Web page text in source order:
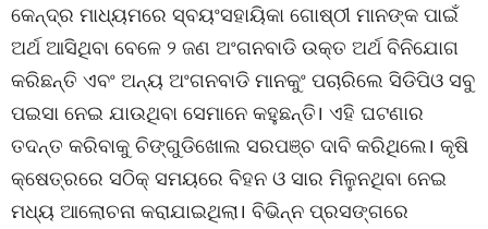
କେନ୍ଦ୍ର ମାଧ୍ୟମରେ ସ୍ବୟଂସହାୟିକା ଗୋଷ୍ଠୀ ମାନଙ୍କ ପାଇଁ
ଅର୍ଥ ଆସିଥିବା ବେଳେ ୨ ଜଣ ଅଂଗନବାଡି ଉକ୍ତ ଅର୍ଥ ବିନିଯୋଗ
କରିଛନ୍ତି ଏବଂ ଅନ୍ୟ ଅଂଗନବାଡି ମାନକୁଂ ପଚାରିଲେ ସିଡିପିଓ ସବୁ
ପଇସା ନେଇ ଯାଉଥିବା ସେମାନେ କହୁଛନ୍ତି। ଏହି ଘଟଣାର
ତଦନ୍ତ କରିବାକୁ ଚିଙ୍ଗୁଡିଖୋଲ ସରପଞ୍ଚ ଦାବି କରିଥିଲେ। କୃଷି
କ୍ଷେତ୍ରରେ ସଠିକ୍ ସମୟରେ ବିହନ ଓ ସାର ମିଳୁନଥିବା ନେଇ
ମଧ୍ୟ ଆଲୋଚନା କରାଯାଇଥିଲା। ବିଭିନ୍ନ ପ୍ରସଙ୍ଗରେ